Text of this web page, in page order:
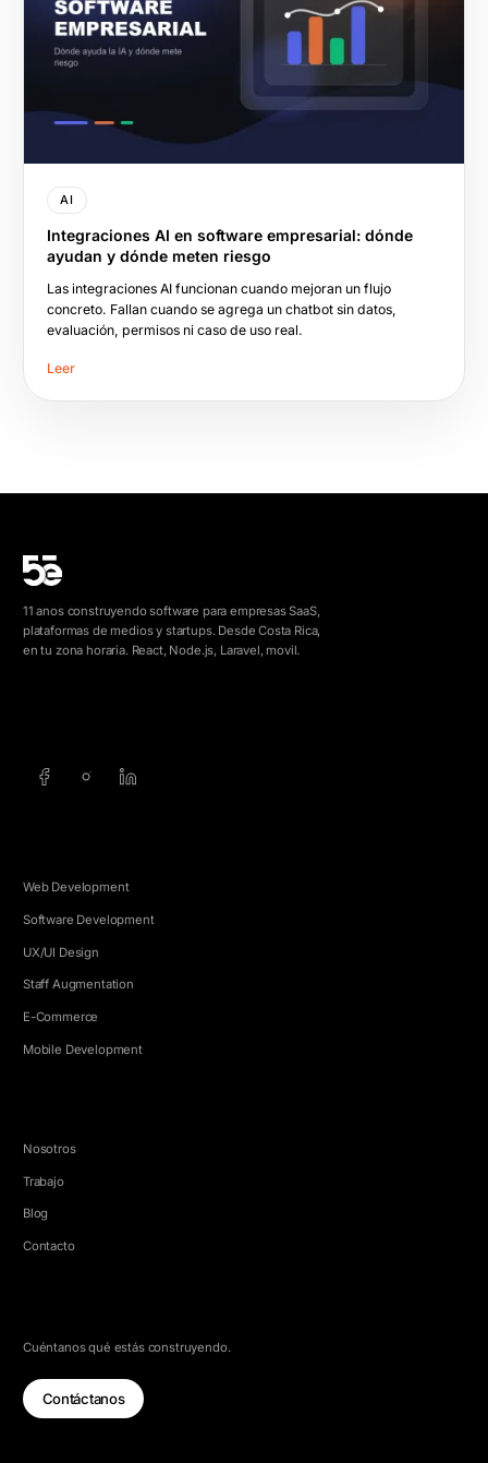
AI
Integraciones AI en software empresarial: dónde
ayudan y dónde meten riesgo
Las integraciones AI funcionan cuando mejoran un flujo
concreto. Fallan cuando se agrega un chatbot sin datos,
evaluación, permisos ni caso de uso real.
Leer
11 anos construyendo software para empresas SaaS,
plataformas de medios y startups. Desde Costa Rica,
en tu zona horaria. React, Node.js, Laravel, movil.
Web Development
Software Development
UX/UI Design
Staff Augmentation
E-Commerce
Mobile Development
Nosotros
Trabajo
Blog
Contacto
Cuéntanos qué estás construyendo.
Contáctanos